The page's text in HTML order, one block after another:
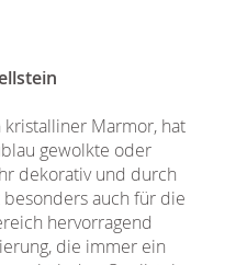
Marmor, hat
gewolkte oder
dekorativ und durch
auch für die
hervorragend
die immer ein